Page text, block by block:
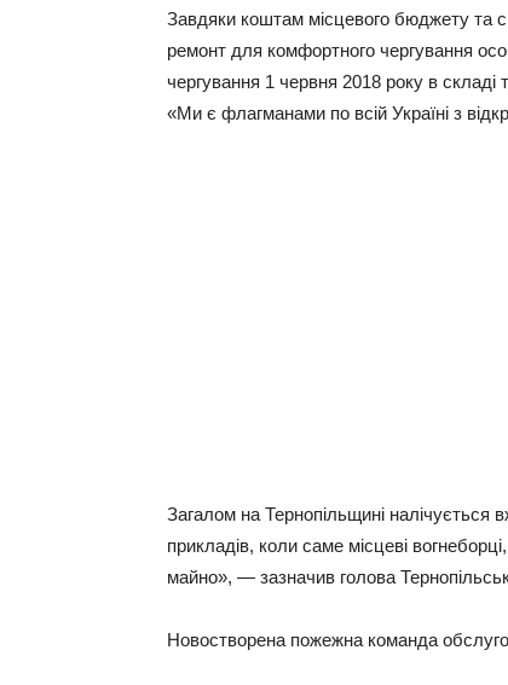
Завдяки коштам місцевого бюджету та
ремонт для комфортного чергування
чергування 1 червня 2018 року в складі
«Ми є флагманами по всій Україні з
Загалом на Тернопільщині
прикладів, коли саме місцеві
майно», — зазначив голова
Новостворена пожежна команда